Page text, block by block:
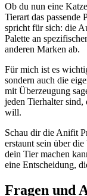
Ob du⁤ nun ‍eine
Tierart das
spricht für sich: die
Palette an
anderen Marken ab.
Für mich ist⁢ es
sondern auch die
mit ​Überzeugung
jeden Tierhalter ‍sind,
will.
Schau dir die Anifit⁣
erstaunt‍ sein ‍über
dein Tier machen
eine Entscheidung,
Fragen und